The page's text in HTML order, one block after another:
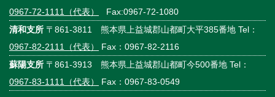
0967-72-1111（代表）
Fax:0967-72-1080
清和支所 〒861-3811 熊本県上益城郡山都町大平385番地 Tel：
0967-82-2111（代表）
Fax：0967-82-2116
蘇陽支所 〒861-3913 熊本県上益城郡山都町今500番地 Tel：
0967-83-1111（代表）
Fax：0967-83-0549